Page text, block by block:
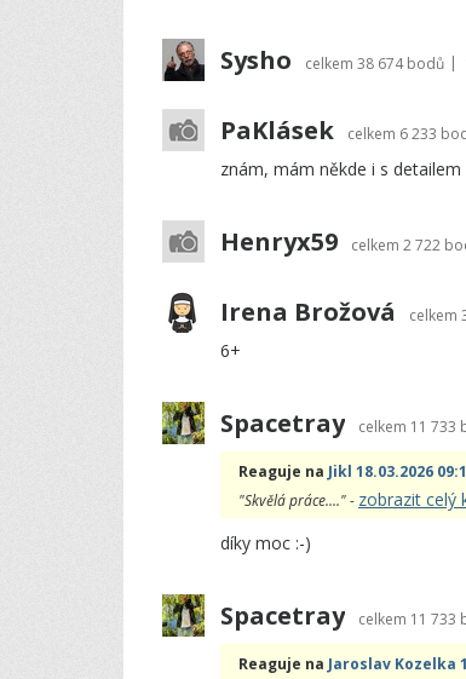
Sysho celkem 38 674 bodů |
PaKlásek celkem 6 233
znám, mám někde i s detailem
Henryx59 celkem 2 722
Irena Brožová celkem
6+
Spacetray celkem 11 733
Reaguje na Jikl 18.03.2026
"Skvělá práce...." - zobrazit celý
díky moc :-)
Spacetray celkem 11 733
Reaguje na Jaroslav Kozelka